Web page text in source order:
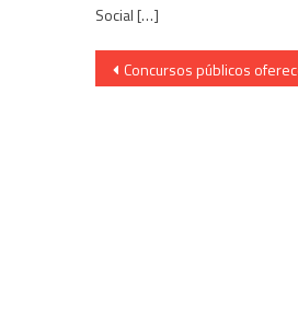
Social […]
Navegação
Concursos públicos